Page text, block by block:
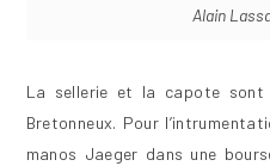
Alain
La sellerie et la capote sont
Bretonneux. Pour
manos Jaeger dans une